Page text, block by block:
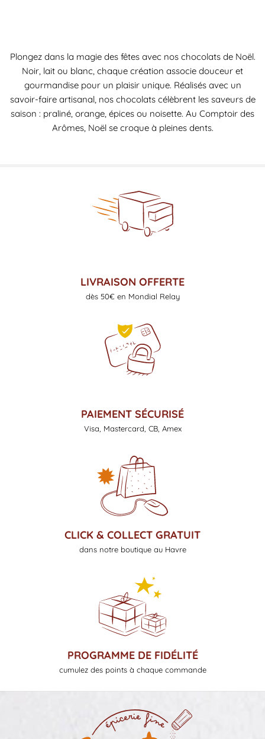
Plongez dans la magie des fêtes avec nos chocolats de Noël.
Noir, lait ou blanc, chaque création associe douceur et
gourmandise pour un plaisir unique. Réalisés avec un
savoir-faire artisanal, nos chocolats célèbrent les saveurs de
saison : praliné, orange, épices ou noisette. Au Comptoir des
Arômes, Noël se croque à pleines dents.
LIVRAISON OFFERTE
dès 50€ en Mondial Relay
PAIEMENT SÉCURISÉ
Visa, Mastercard, CB, Amex
CLICK & COLLECT GRATUIT
dans notre boutique au Havre
PROGRAMME DE FIDÉLITÉ
cumulez des points à chaque commande